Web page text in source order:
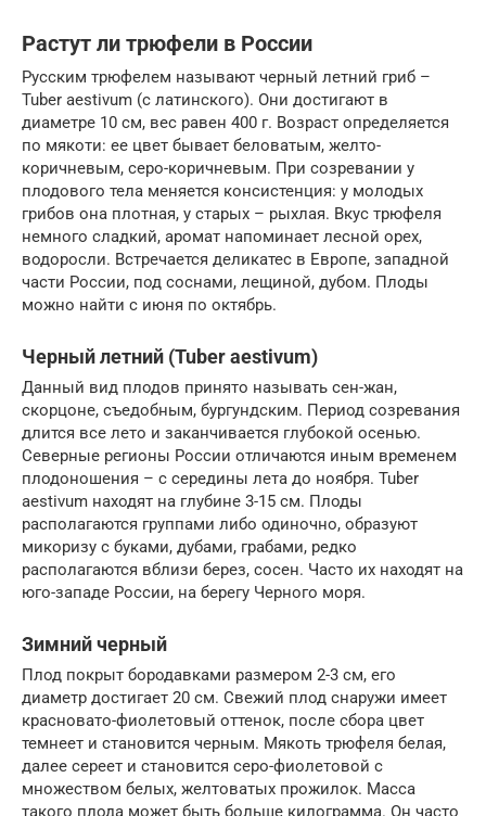
Растут ли трюфели в России
Русским трюфелем называют черный летний гриб –
Tuber aestivum (с латинского). Они достигают в
диаметре 10 см, вес равен 400 г. Возраст определяется
по мякоти: ее цвет бывает беловатым, желто-
коричневым, серо-коричневым. При созревании у
плодового тела меняется консистенция: у молодых
грибов она плотная, у старых – рыхлая. Вкус трюфеля
немного сладкий, аромат напоминает лесной орех,
водоросли. Встречается деликатес в Европе, западной
части России, под соснами, лещиной, дубом. Плоды
можно найти с июня по октябрь.
Черный летний (Tuber aestivum)
Данный вид плодов принято называть сен-жан,
скорцоне, съедобным, бургундским. Период созревания
длится все лето и заканчивается глубокой осенью.
Северные регионы России отличаются иным временем
плодоношения – с середины лета до ноября. Tuber
aestivum находят на глубине 3-15 см. Плоды
располагаются группами либо одиночно, образуют
микоризу с буками, дубами, грабами, редко
располагаются вблизи берез, сосен. Часто их находят на
юго-западе России, на берегу Черного моря.
Зимний черный
Плод покрыт бородавками размером 2-3 см, его
диаметр достигает 20 см. Свежий плод снаружи имеет
красновато-фиолетовый оттенок, после сбора цвет
темнеет и становится черным. Мякоть трюфеля белая,
далее сереет и становится серо-фиолетовой с
множеством белых, желтоватых прожилок. Масса
такого плода может быть больше килограмма. Он часто